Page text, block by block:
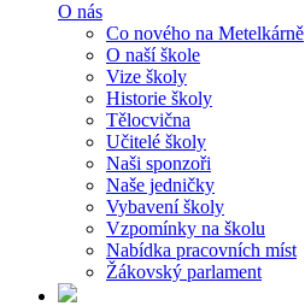
O nás
Co nového na Metelkárně
O naší škole
Vize školy
Historie školy
Tělocvična
Učitelé školy
Naši sponzoři
Naše jedničky
Vybavení školy
Vzpomínky na školu
Nabídka pracovních míst
Žákovský parlament